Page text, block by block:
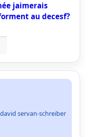
jaimerais
au decesf?
servan-schreiber